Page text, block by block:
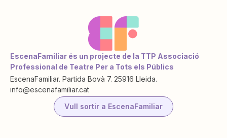
EscenaFamiliar és un projecte de la TTP Associació
Professional de Teatre Per a Tots els Públics
EscenaFamiliar. Partida Bovà 7. 25916 Lleida.
info@escenafamiliar.cat
Vull sortir a EscenaFamiliar